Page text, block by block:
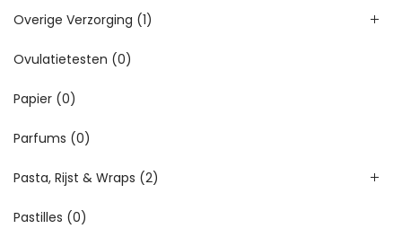
Overige Verzorging (1)
Ovulatietesten (0)
Papier (0)
Parfums (0)
Pasta, Rijst & Wraps (2)
Pastilles (0)